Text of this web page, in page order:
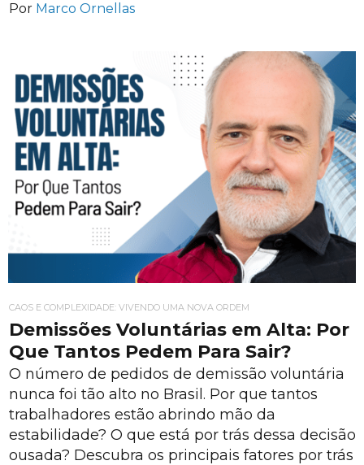
Por Marco Ornellas
CAOS E COMPLEXIDADE: VIVENDO UMA NOVA ORDEM
Demissões Voluntárias em Alta: Por
Que Tantos Pedem Para Sair?
O número de pedidos de demissão voluntária
nunca foi tão alto no Brasil. Por que tantos
trabalhadores estão abrindo mão da
estabilidade? O que está por trás dessa decisão
ousada? Descubra os principais fatores por trás